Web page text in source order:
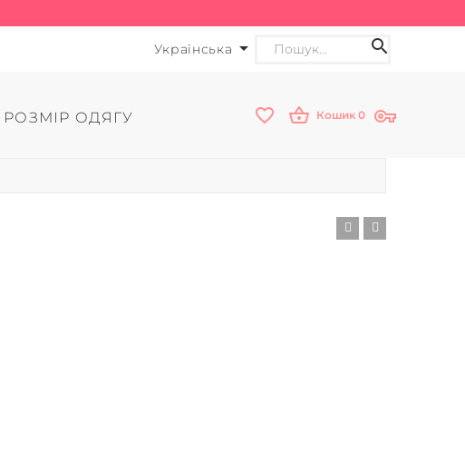
Українська
РОЗМІР ОДЯГУ Кошик 0